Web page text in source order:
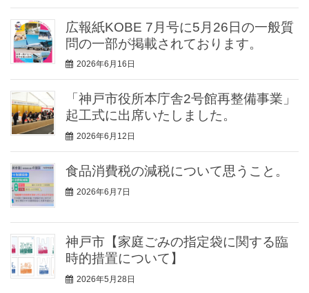
広報紙KOBE 7月号に5月26日の一般質
問の一部が掲載されております。
2026年6月16日
「神戸市役所本庁舎2号館再整備事業」
起工式に出席いたしました。
2026年6月12日
食品消費税の減税について思うこと。
2026年6月7日
神戸市【家庭ごみの指定袋に関する臨
時的措置について】
2026年5月28日